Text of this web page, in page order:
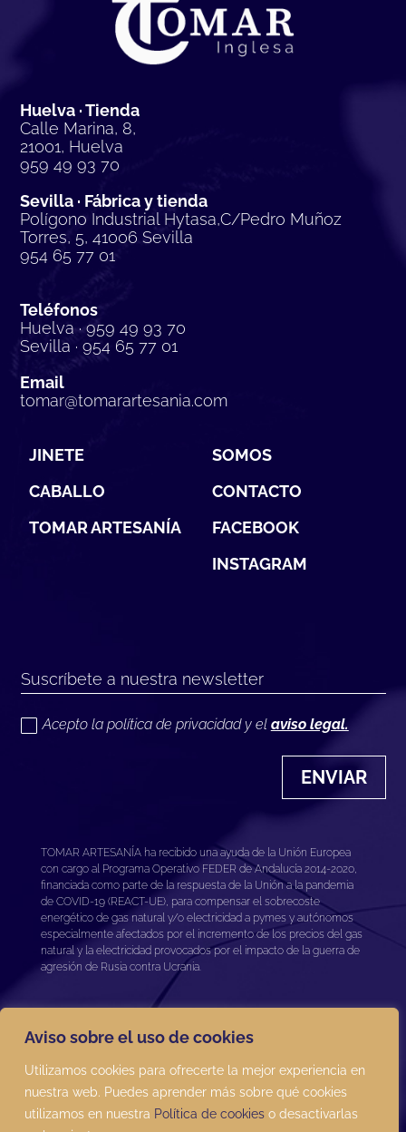
Aviso sobre el uso de cookies
Utilizamos cookies para ofrecerte la mejor experiencia en
nuestra web. Puedes aprender más sobre qué cookies
utilizamos en nuestra Política de cookies o desactivarlas
Huelva · Tienda
Calle Marina, 8,
21001, Huelva
959 49 93 70
Sevilla · Fábrica y tienda
Polígono Industrial Hytasa,C/Pedro Muñoz
Torres, 5, 41006 Sevilla
954 65 77 01
Teléfonos
Huelva · 959 49 93 70
Sevilla · 954 65 77 01
Email
tomar@tomarartesania.com
JINETE
CABALLO
TOMAR ARTESANÍA
SOMOS
CONTACTO
FACEBOOK
INSTAGRAM
Acepto la política de privacidad y el aviso legal.
ENVIAR
TOMAR ARTESANÍA ha recibido una ayuda de la Unión Europea
con cargo al Programa Operativo FEDER de Andalucía 2014-2020,
financiada como parte de la respuesta de la Unión a la pandemia
de COVID-19 (REACT-UE), para compensar el sobrecoste
energético de gas natural y/o electricidad a pymes y autónomos
especialmente afectados por el incremento de los precios del gas
natural y la electricidad provocados por el impacto de la guerra de
agresión de Rusia contra Ucrania.
Términos y condiciones| Aviso legal|Política de